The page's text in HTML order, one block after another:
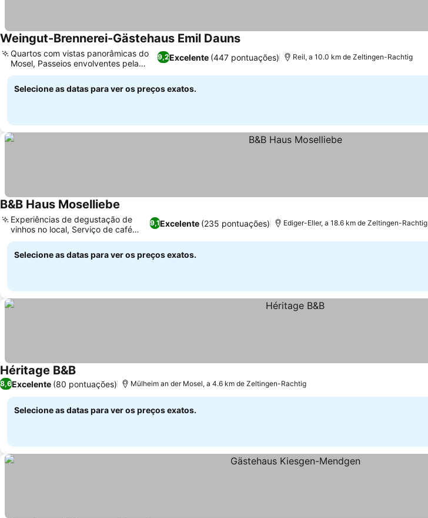
Weingut-Brennerei-Gästehaus Emil Dauns
9,2Excelente (447 pontuações)
Quartos com vistas panorâmicas do
Mosel, Passeios envolventes pela
adega
Reil, a 10.0 km de Zeltingen-Rachtig
Selecione as datas para ver os preços exatos.
B&B Haus Moselliebe
9,1Excelente (235 pontuações)
Experiências de degustação de
vinhos no local, Serviço de café
fresco
Ediger-Eller, a 18.6 km de Zeltingen-Rachtig
Selecione as datas para ver os preços exatos.
Héritage B&B
8,6Excelente (80 pontuações) Mülheim an der Mosel, a 4.6 km de Zeltingen-Rachtig
Selecione as datas para ver os preços exatos.